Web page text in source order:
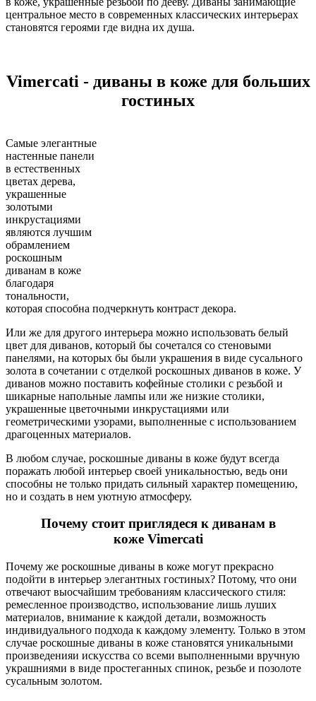
центральное место в современных классических интерьерах
становятся героями где видна их душа.
Vimercati - диваны в коже для больших
гостиных
Самые элегантные
настенные панели
в естественных
цветах дерева,
украшенные
золотыми
инкрустациями
являются лучшим
обрамлением
роскошным
диванам в коже
благодаря
тональности,
которая способна подчеркнуть контраст декора.
Или же для другого интерьера можно использовать белый
цвет для диванов, который бы сочетался со стеновыми
панелями, на которых бы были украшения в виде сусального
золота в сочетании с отделкой роскошных диванов в коже. У
диванов можно поставить кофейные столики с резьбой и
шикарные напольные лампы или же низкие столики,
украшенные цветочными инкрустациями или
геометрическими узорами, выполненные с использованием
драгоценных материалов.
В любом случае, роскошные диваны в коже будут всегда
поражать любой интерьер своей уникальностью, ведь они
способны не только придать сильный характер помещению,
но и создать в нем уютную атмосферу.
Почему стоит приглядеся к диванам в
коже Vimercati
Почему же роскошные диваны в коже могут прекрасно
подойти в интерьер элегантных гостиных? Потому, что они
отвечают выосчайшим требованиям классического стиля:
ремесленное производство, использование лишь луших
материалов, внимание к каждой детали, возможность
индивидуального подхода к каждому элементу. Только в этом
случае роскошные диваны в коже становятся уникальными
произведенияи искусства со всеми выполненными вручную
украшниями в виде простеганных спинок, резьбе и позолоте
сусальным золотом.